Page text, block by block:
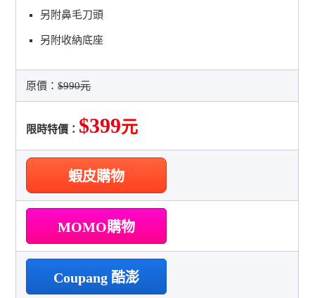
另附鼻毛刀頭
另附收納底座
原價：$990元
限時特價： $399元
蝦皮購物
MOMO購物
Coupang 酷澎